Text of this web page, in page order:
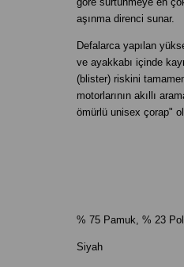
aşınma direnci sunar.
Defalarca yapılan
ve ayakkabı içinde
(blister) riskini
motorlarının akıllı
ömürlü unisex çorap"
% 75 Pamuk, % 23
Siyah